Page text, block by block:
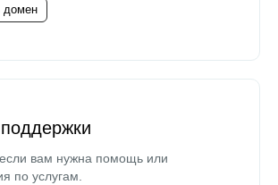
домен
вам нужна помощь или
по услугам.